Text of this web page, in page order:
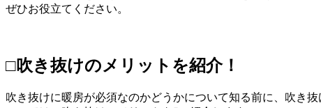
ぜひお役立てください。
□吹き抜けのメリットを紹介！
吹き抜けに暖房が必須なのかどうかについて知る前に、吹き